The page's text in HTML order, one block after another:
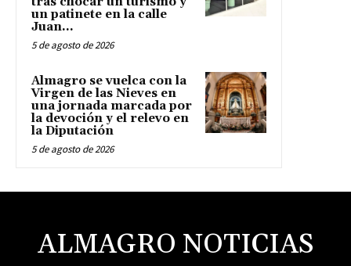
un patinete en la calle
Juan...
5 de agosto de 2026
Almagro se vuelca con la
Virgen de las Nieves en
una jornada marcada por
la devoción y el relevo en
la Diputación
5 de agosto de 2026
ALMAGRO NOTICIAS